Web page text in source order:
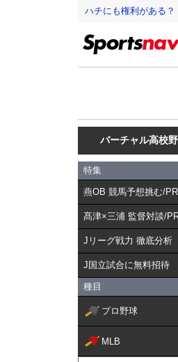
ハチにも権利がある
バーチャル高校
特集
燕OB 競馬予想挑む/PR
髙津×三浦 監督対談/
Jリーグ戦力 徹底分析
J国立試合に無料招待
種目
プロ野球
MLB